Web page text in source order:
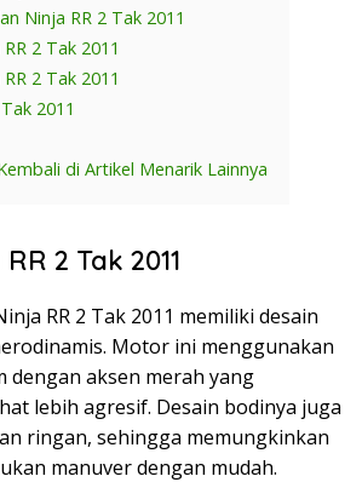
Ninja RR 2 Tak 2011
2 Tak 2011
2 Tak 2011
2011
di Artikel Menarik Lainnya
2 Tak 2011
RR 2 Tak 2011 memiliki desain
Motor ini menggunakan
dengan aksen merah yang
lebih agresif. Desain bodinya juga
ringan, sehingga memungkinkan
manuver dengan mudah.